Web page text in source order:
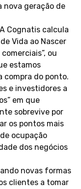
nova geração de
A Cognatis calcula
Vida ao Nascer
ou
estamos
compra do ponto.
e investidores a
em que
sobrevive por
os pontos mais
ocupação
dos negócios
novas formas
clientes a tomar